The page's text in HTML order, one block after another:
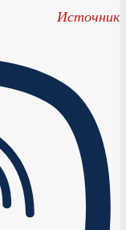
Источник